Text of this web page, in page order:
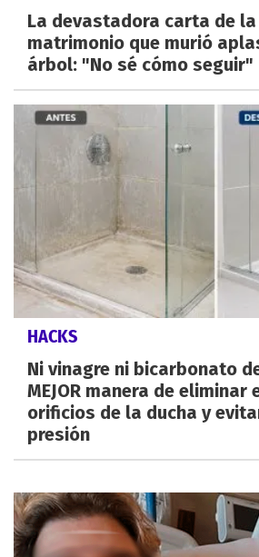
La devastadora carta de
matrimonio que murió
árbol: "No sé cómo seguir"
HACKS
Ni vinagre ni bicarbonato
MEJOR manera de
orificios de la ducha y evitar
presión